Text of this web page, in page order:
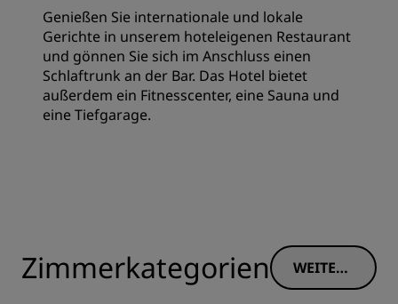
Genießen Sie internationale und lokale
Gerichte in unserem hoteleigenen Restaurant
und gönnen Sie sich im Anschluss einen
Schlaftrunk an der Bar. Das Hotel bietet
außerdem ein Fitnesscenter, eine Sauna und
eine Tiefgarage.
Zimmerkategorien
WEITERE
INFORM